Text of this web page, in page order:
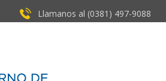
Llamanos al (0381) ​497-9088